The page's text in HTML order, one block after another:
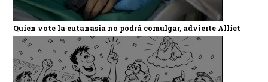
Quien vote la eutanasia no podrá comulgar, advierte Alliet